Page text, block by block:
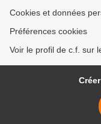
Cookies et données
Préférences cookies
Voir le profil de c.f. sur